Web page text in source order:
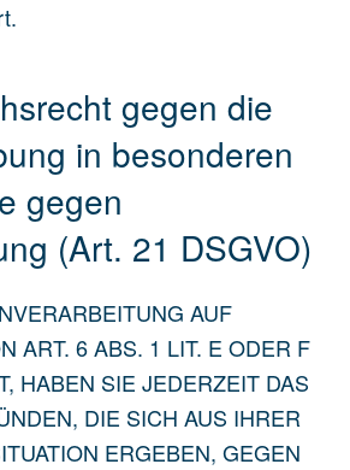
gegen die
in besonderen
gegen
(Art. 21 DSGVO)
AUF
ART. 6 ABS. 1 LIT. E ODER F
HABEN SIE JEDERZEIT DAS
DIE SICH AUS IHRER
ERGEBEN, GEGEN